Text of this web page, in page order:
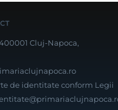
Cluj-Napoca,
de identitate conform Legii